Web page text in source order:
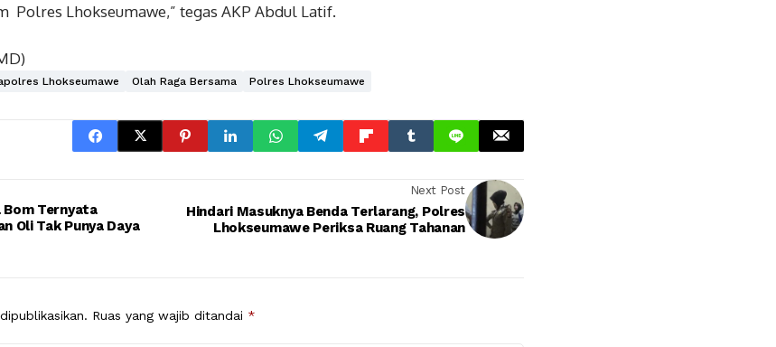
Polres Lhokseumawe,” tegas AKP Abdul Latif.
Lhokseumawe Olah Raga Bersama Polres Lhokseumawe
Bom Ternyata
Oli Tak Punya Daya
Next Post
Hindari Masuknya Benda Terlarang, Polres
Lhokseumawe Periksa Ruang Tahanan
Ruas yang wajib ditandai *